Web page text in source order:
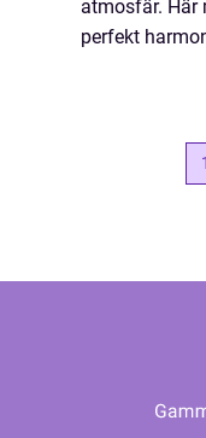
atmosfär. Här
perfekt
1